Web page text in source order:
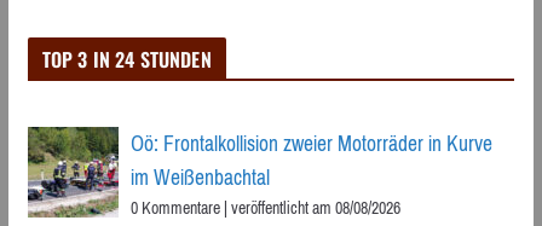
TOP 3 IN 24 STUNDEN
Oö: Frontalkollision zweier Motorräder in Kurve
im Weißenbachtal
0 Kommentare|veröffentlicht am 08/08/2026